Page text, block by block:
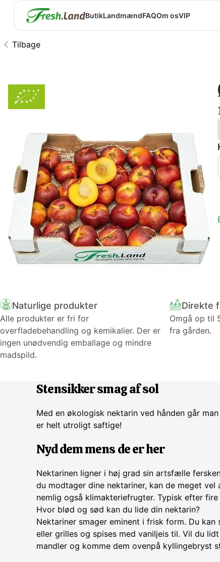
ButikLandmændFAQOm osVIP
Tilbage
Naturlige produkter
Alle produkter er fri for
overfladebehandling og kemikalier. Der er
ingen unødvendig emballage og mindre
madspild.
Direkte
Omgå op til
fra gården.
Stensikker smag af sol
Med en økologisk nektarin ved hånden går
er helt utroligt saftige!
Nyd dem mens de er her
Nektarinen ligner i høj grad sin artsfælle
du modtager dine nektariner, kan de meget
nemlig også klimakteriefrugter. Typisk efter
Hvor blød og sød kan du lide din nektarin?
Nektariner smager eminent i frisk form. Du
eller grilles og spises med vaniljeis til. Vil du
mandler og komme dem ovenpå kyllingebryst